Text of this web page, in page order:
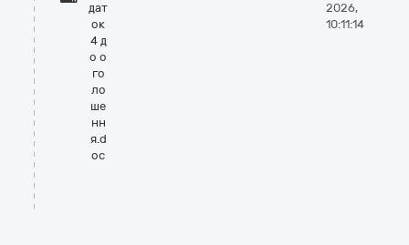
дат
ок
4 д
о о
го
ло
ше
нн
я.d
oc
2026,
10:11:14